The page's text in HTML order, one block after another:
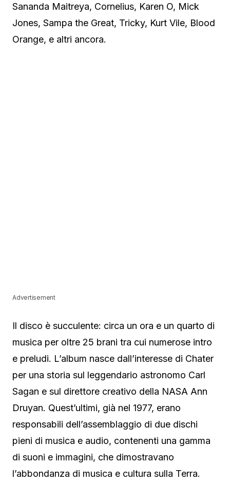
Sananda Maitreya, Cornelius, Karen O, Mick
Jones, Sampa the Great, Tricky, Kurt Vile, Blood
Orange, e altri ancora.
Advertisement
Il disco è succulente: circa un ora e un quarto di
musica per oltre 25 brani tra cui numerose intro
e preludi. L’album nasce dall’interesse di Chater
per una storia sul leggendario astronomo Carl
Sagan e sul direttore creativo della NASA Ann
Druyan. Quest’ultimi, già nel 1977, erano
responsabili dell’assemblaggio di due dischi
pieni di musica e audio, contenenti una gamma
di suoni e immagini, che dimostravano
l’abbondanza di musica e cultura sulla Terra.